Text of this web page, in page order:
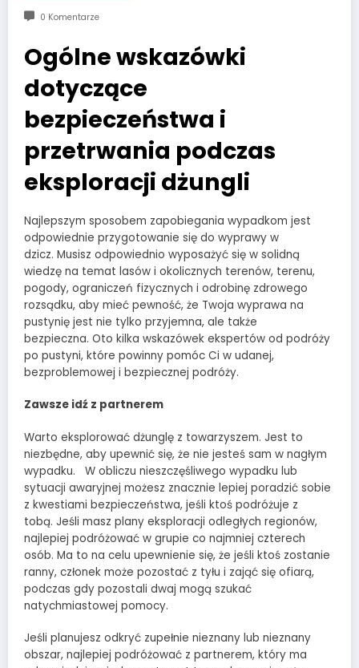
0 Komentarze
Ogólne wskazówki
dotyczące
bezpieczeństwa i
przetrwania podczas
eksploracji dżungli
Najlepszym sposobem zapobiegania wypadkom jest
odpowiednie przygotowanie się do wyprawy w
dzicz. Musisz odpowiednio wyposażyć się w solidną
wiedzę na temat lasów i okolicznych terenów, terenu,
pogody, ograniczeń fizycznych i odrobinę zdrowego
rozsądku, aby mieć pewność, że Twoja wyprawa na
pustynię jest nie tylko przyjemna, ale także
bezpieczna. Oto kilka wskazówek ekspertów od podróży
po pustyni, które powinny pomóc Ci w udanej,
bezproblemowej i bezpiecznej podróży.
Zawsze idź z partnerem
Warto eksplorować dżunglę z towarzyszem. Jest to
niezbędne, aby upewnić się, że nie jesteś sam w nagłym
wypadku. W obliczu nieszczęśliwego wypadku lub
sytuacji awaryjnej możesz znacznie lepiej poradzić sobie
z kwestiami bezpieczeństwa, jeśli ktoś podróżuje z
tobą. Jeśli masz plany eksploracji odległych regionów,
najlepiej podróżować w grupie co najmniej czterech
osób. Ma to na celu upewnienie się, że jeśli ktoś zostanie
ranny, członek może pozostać z tyłu i zająć się ofiarą,
podczas gdy pozostali dwaj mogą szukać
natychmiastowej pomocy.
Jeśli planujesz odkryć zupełnie nieznany lub nieznany
obszar, najlepiej podróżować z partnerem, który ma